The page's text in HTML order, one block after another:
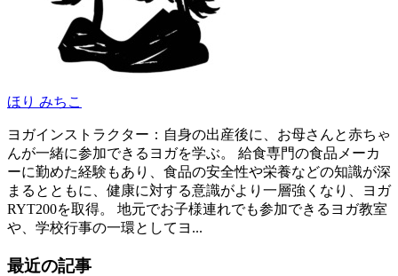
ほり みちこ
ヨガインストラクター：自身の出産後に、お母さんと赤ちゃ
んが一緒に参加できるヨガを学ぶ。 給食専門の食品メーカ
ーに勤めた経験もあり、食品の安全性や栄養などの知識が深
まるとともに、健康に対する意識がより一層強くなり、ヨガ
RYT200を取得。 地元でお子様連れでも参加できるヨガ教室
や、学校行事の一環としてヨ...
最近の記事